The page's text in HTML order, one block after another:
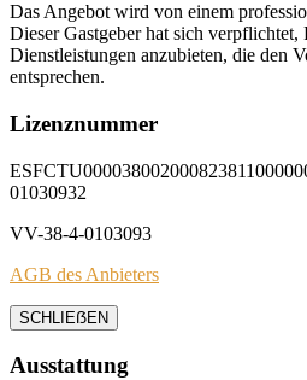
Das Angebot wird von einem
Dieser Gastgeber hat sich verpflichtet,
Dienstleistungen anzubieten, die den
entsprechen.
Lizenznummer
01030932
VV-38-4-0103093
AGB des Anbieters
SCHLIEẞEN
Ausstattung